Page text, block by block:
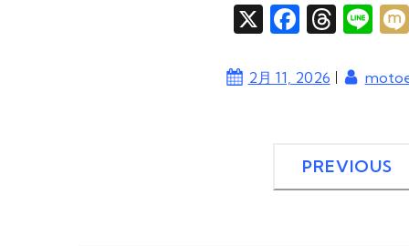
X
F
c
o
o
T
e
s
Li
e
2月 11, 2026 |
PREVIOUS